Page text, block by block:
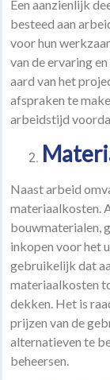
Een aanzienlijk
besteed aan
voor hun
van de ervaring
aard van het
afspraken te
arbeidstijd
Naast arbeid
materiaalkosten.
bouwmaterialen,
inkopen voor het
gebruikelijk dat
materiaalkosten
dekken. Het is
prijzen van de
alternatieven te
beheersen.